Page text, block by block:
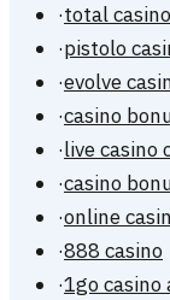
·total
·pistolo
·evolve
·casino
·live casino
·casino
·online
·888 casino
·1go casino